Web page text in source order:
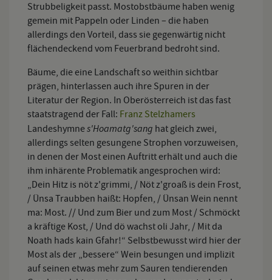
Strubbeligkeit passt. Mostobstbäume haben wenig
gemein mit Pappeln oder Linden – die haben
allerdings den Vorteil, dass sie gegenwärtig nicht
flächendeckend vom Feuerbrand bedroht sind.
Bäume, die eine Landschaft so weithin sichtbar
prägen, hinterlassen auch ihre Spuren in der
Literatur der Region. In Oberösterreich ist das fast
staatstragend der Fall: Franz Stelzhamers
Landeshymnes'Hoamatg'sang hat gleich zwei,
allerdings selten gesungene Strophen vorzuweisen,
in denen der Most einen Auftritt erhält und auch die
ihm inhärente Problematik angesprochen wird:
„Dein Hitz is nöt z'grimmi, / Nöt z'groaß is dein Frost,
/ Ünsa Traubben haißt: Hopfen, / Ünsan Wein nennt
ma: Most. // Und zum Bier und zum Most / Schmöckt
a kräftige Kost, / Und dö wachst oli Jahr, / Mit da
Noath hads kain Gfahr!“ Selbstbewusst wird hier der
Most als der „bessere“ Wein besungen und implizit
auf seinen etwas mehr zum Sauren tendierenden